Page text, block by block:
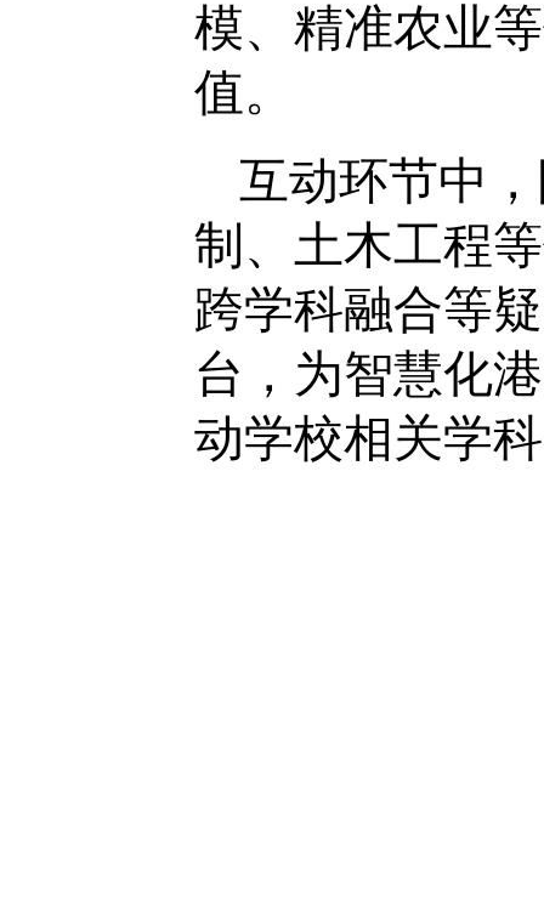
模、精准农业
值。
互动环节中
制、土木工程
跨学科融合等
台，为智慧化
动学校相关学